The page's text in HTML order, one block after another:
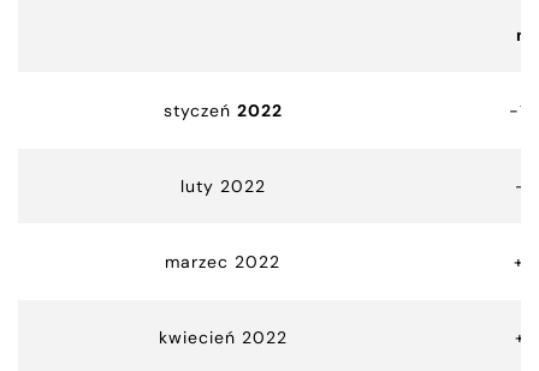
styczeń 2022 -
luty 2022 -
marzec 2022
kwiecień 2022